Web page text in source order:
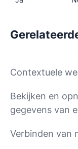
Contextuele
Bekijken en
gegevens van
Verbinden van